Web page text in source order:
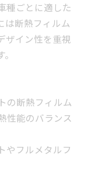
種ごとに適した
は断熱フィルム
ザイン性を重視
の断熱フィルム
性能のバランス
やフルメタルフ